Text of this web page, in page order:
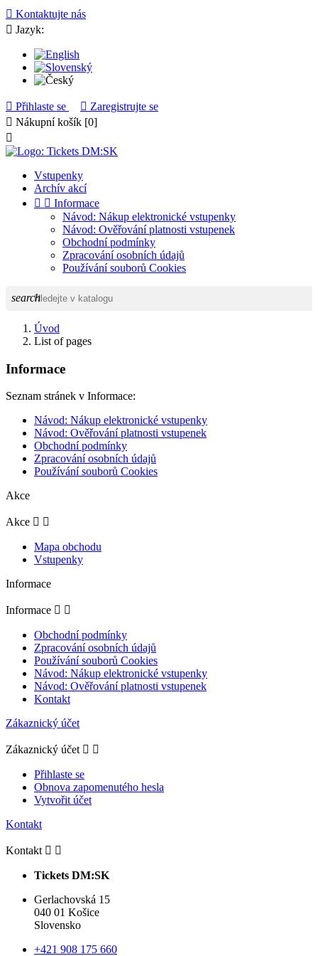
 Kontaktujte nás
 Jazyk:
 Přihlaste se  Zaregistrujte se
 Nákupní košík [0]

Vstupenky
Archív akcí
  Informace
Návod: Nákup elektronické vstupenky
Návod: Ověřování platnosti vstupenek
Obchodní podmínky
Zpracování osobních údajů
Používání souborů Cookies
search
Úvod
List of pages
Informace
Seznam stránek v Informace:
Návod: Nákup elektronické vstupenky
Návod: Ověřování platnosti vstupenek
Obchodní podmínky
Zpracování osobních údajů
Používání souborů Cookies
Akce
Akce  
Mapa obchodu
Vstupenky
Informace
Informace  
Obchodní podmínky
Zpracování osobních údajů
Používání souborů Cookies
Návod: Nákup elektronické vstupenky
Návod: Ověřování platnosti vstupenek
Kontakt
Zákaznický účet
Zákaznický účet  
Přihlaste se
Obnova zapomenutého hesla
Vytvořit účet
Kontakt
Kontakt  
Tickets DM:SK
Gerlachovská 15
040 01 Košice
Slovensko
+421 908 175 660